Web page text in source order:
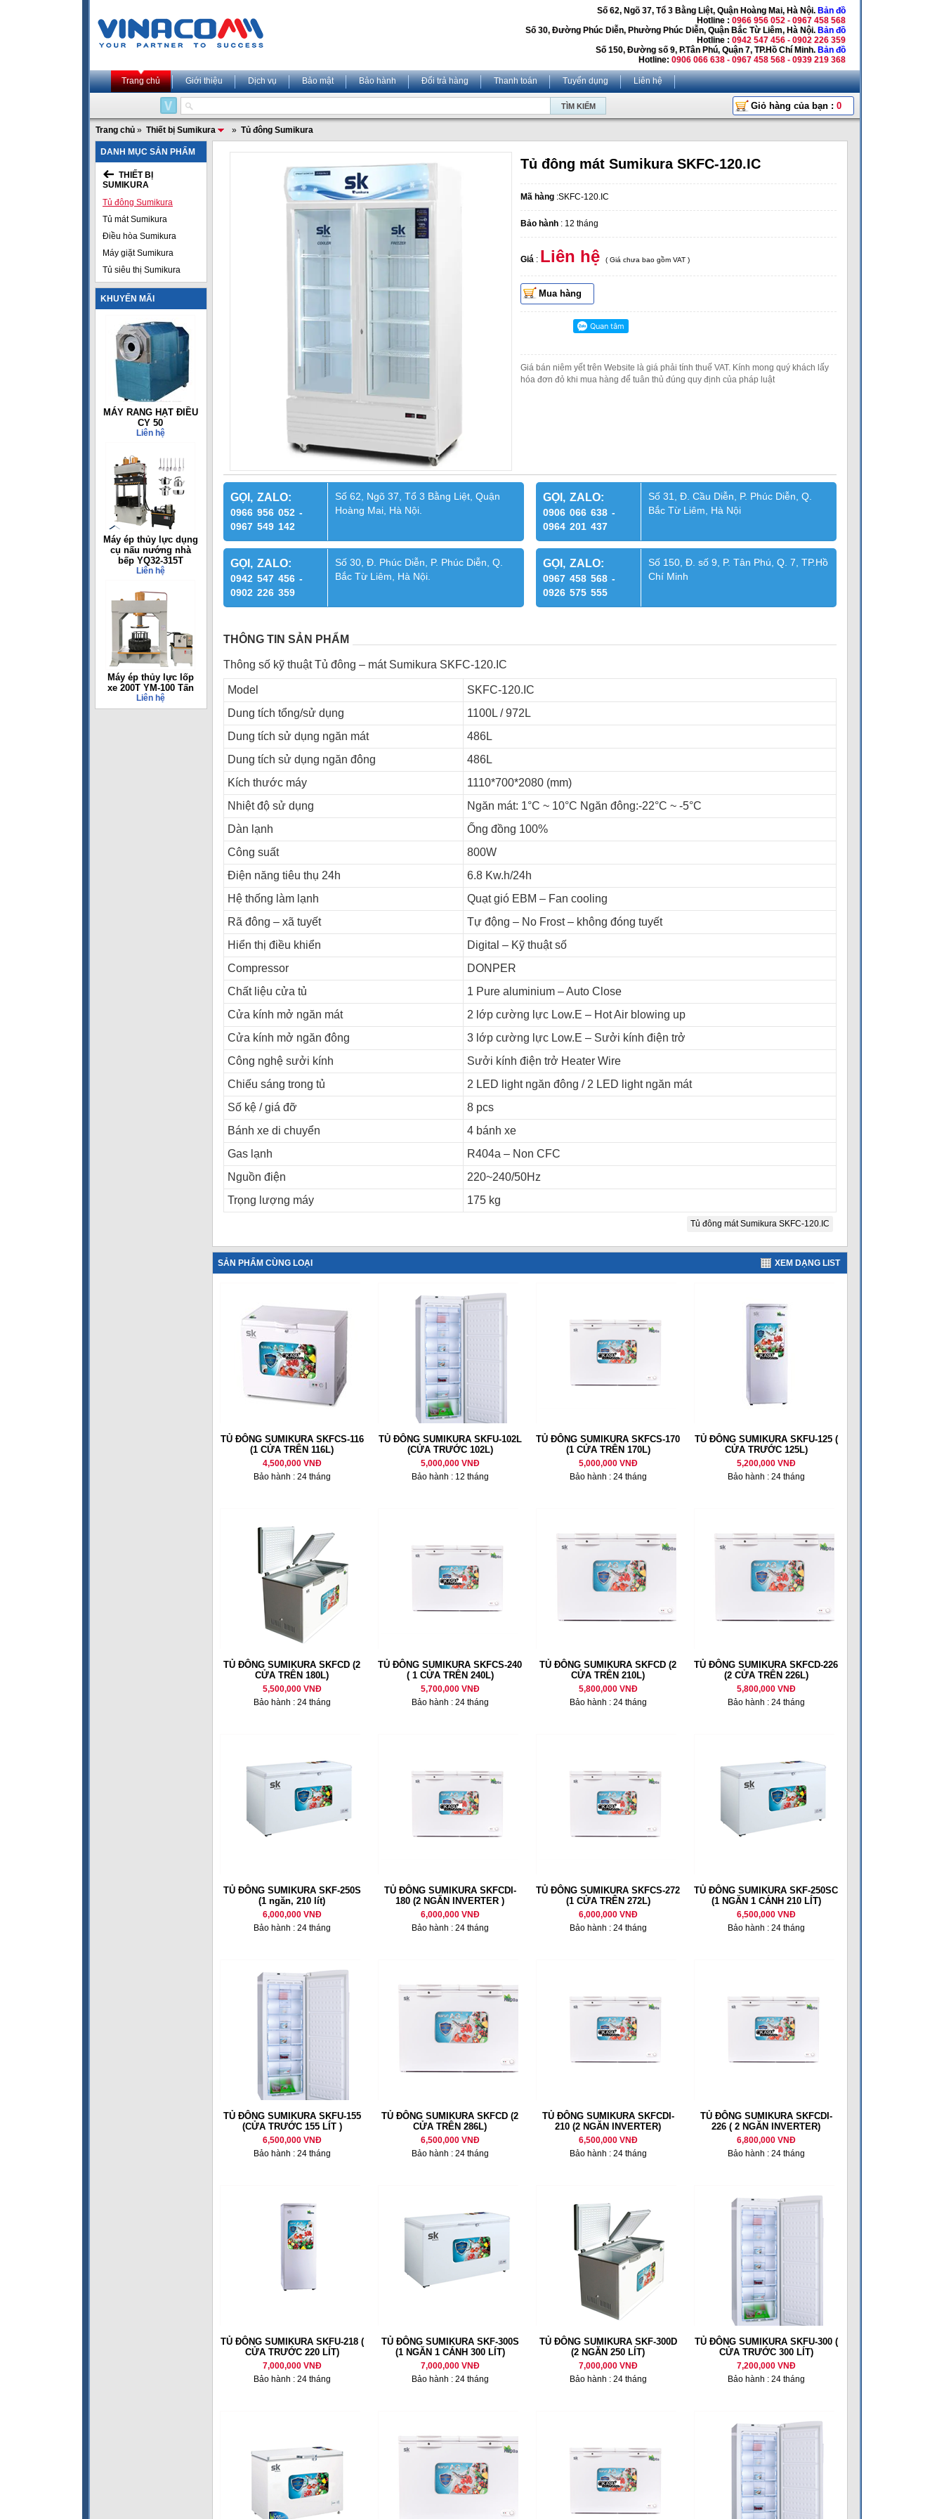
Số 62, Ngõ 37, Tổ 3 Bằng Liệt, Quận Hoàng Mai, Hà Nội. Bản đồ
Hotline : 0966 956 052 - 0967 458 568
Số 30, Đường Phúc Diễn, Phường Phúc Diễn, Quận Bắc Từ Liêm, Hà Nội. Bản đồ
Hotline : 0942 547 456 - 0902 226 359
Số 150, Đường số 9, P.Tân Phú, Quận 7, TP.Hồ Chí Minh. Bản đồ
Hotline: 0906 066 638 - 0967 458 568 - 0939 219 368
Trang chủ Giới thiệu Dịch vụ Bảo mật Bảo hành Đổi trả hàng Thanh toán Tuyển dụng Liên hệ
Giỏ hàng của bạn : 0
Trang chủ » Thiết bị Sumikura » Tủ đông Sumikura
DANH MỤC SẢN PHẨM
THIẾT BỊ
SUMIKURA
Tủ đông Sumikura
Tủ mát Sumikura
Điều hòa Sumikura
Máy giặt Sumikura
Tủ siêu thị Sumikura
KHUYẾN MÃI
MÁY RANG HẠT ĐIỀU
CY 50
Liên hệ
Máy ép thủy lực dụng
cụ nấu nướng nhà
bếp YQ32-315T
Liên hệ
Máy ép thủy lực lốp
xe 200T YM-100 Tấn
Liên hệ
Tủ đông mát Sumikura SKFC-120.IC
Mã hàng :SKFC-120.IC
Bảo hành : 12 tháng
Giá : Liên hệ ( Giá chưa bao gồm VAT )
Mua hàng
Giá bán niêm yết trên Website là giá phải tính thuế VAT. Kính mong quý khách lấy
hóa đơn đỏ khi mua hàng để tuân thủ đúng quy định của pháp luật
GỌI, ZALO:
0966 956 052 -
0967 549 142
Số 62, Ngõ 37, Tổ 3 Bằng Liệt, Quận
Hoàng Mai, Hà Nội.
GỌI, ZALO:
0906 066 638 -
0964 201 437
Số 31, Đ. Cầu Diễn, P. Phúc Diễn, Q.
Bắc Từ Liêm, Hà Nội
GỌI, ZALO:
0942 547 456 -
0902 226 359
Số 30, Đ. Phúc Diễn, P. Phúc Diễn, Q.
Bắc Từ Liêm, Hà Nội.
GỌI, ZALO:
0967 458 568 -
0926 575 555
Số 150, Đ. số 9, P. Tân Phú, Q. 7, TP.Hồ
Chí Minh
THÔNG TIN SẢN PHẨM
Thông số kỹ thuật Tủ đông – mát Sumikura SKFC-120.IC
Model
SKFC-120.IC
Dung tích tổng/sử dụng
1100L / 972L
Dung tích sử dụng ngăn mát
486L
Dung tích sử dụng ngăn đông
486L
Kích thước máy
1110*700*2080 (mm)
Nhiệt độ sử dụng
Ngăn mát: 1°C ~ 10°C Ngăn đông:-22°C ~ -5°C
Dàn lạnh
Ống đồng 100%
Công suất
800W
Điện năng tiêu thụ 24h
6.8 Kw.h/24h
Hệ thống làm lạnh
Quạt gió EBM – Fan cooling
Rã đông – xã tuyết
Tự động – No Frost – không đóng tuyết
Hiển thị điều khiển
Digital – Kỹ thuật số
Compressor
DONPER
Chất liệu cửa tủ
1 Pure aluminium – Auto Close
Cửa kính mở ngăn mát
2 lớp cường lực Low.E – Hot Air blowing up
Cửa kính mở ngăn đông
3 lớp cường lực Low.E – Sưởi kính điện trở
Công nghệ sưởi kính
Sưởi kính điện trở Heater Wire
Chiếu sáng trong tủ
2 LED light ngăn đông / 2 LED light ngăn mát
Số kệ / giá đỡ
8 pcs
Bánh xe di chuyển
4 bánh xe
Gas lạnh
R404a – Non CFC
Nguồn điện
220~240/50Hz
Trọng lượng máy
175 kg
Tủ đông mát Sumikura SKFC-120.IC
SẢN PHẨM CÙNG LOẠI XEM DẠNG LIST
TỦ ĐÔNG SUMIKURA SKFCS-116
(1 CỬA TRÊN 116L)
4,500,000 VNĐ
Bảo hành : 24 tháng
TỦ ĐÔNG SUMIKURA SKFU-102L
(CỬA TRƯỚC 102L)
5,000,000 VNĐ
Bảo hành : 12 tháng
TỦ ĐÔNG SUMIKURA SKFCS-170
(1 CỬA TRÊN 170L)
5,000,000 VNĐ
Bảo hành : 24 tháng
TỦ ĐÔNG SUMIKURA SKFU-125 (
CỬA TRƯỚC 125L)
5,200,000 VNĐ
Bảo hành : 24 tháng
TỦ ĐÔNG SUMIKURA SKFCD (2
CỬA TRÊN 180L)
5,500,000 VNĐ
Bảo hành : 24 tháng
TỦ ĐÔNG SUMIKURA SKFCS-240
( 1 CỬA TRÊN 240L)
5,700,000 VNĐ
Bảo hành : 24 tháng
TỦ ĐÔNG SUMIKURA SKFCD (2
CỬA TRÊN 210L)
5,800,000 VNĐ
Bảo hành : 24 tháng
TỦ ĐÔNG SUMIKURA SKFCD-226
(2 CỬA TRÊN 226L)
5,800,000 VNĐ
Bảo hành : 24 tháng
TỦ ĐÔNG SUMIKURA SKF-250S
(1 ngăn, 210 lít)
6,000,000 VNĐ
Bảo hành : 24 tháng
TỦ ĐÔNG SUMIKURA SKFCDI-
180 (2 NGĂN INVERTER )
6,000,000 VNĐ
Bảo hành : 24 tháng
TỦ ĐÔNG SUMIKURA SKFCS-272
(1 CỬA TRÊN 272L)
6,000,000 VNĐ
Bảo hành : 24 tháng
TỦ ĐÔNG SUMIKURA SKF-250SC
(1 NGĂN 1 CÁNH 210 LÍT)
6,500,000 VNĐ
Bảo hành : 24 tháng
TỦ ĐÔNG SUMIKURA SKFU-155
(CỬA TRƯỚC 155 LÍT )
6,500,000 VNĐ
Bảo hành : 24 tháng
TỦ ĐÔNG SUMIKURA SKFCD (2
CỬA TRÊN 286L)
6,500,000 VNĐ
Bảo hành : 24 tháng
TỦ ĐÔNG SUMIKURA SKFCDI-
210 (2 NGĂN INVERTER)
6,500,000 VNĐ
Bảo hành : 24 tháng
TỦ ĐÔNG SUMIKURA SKFCDI-
226 ( 2 NGĂN INVERTER)
6,800,000 VNĐ
Bảo hành : 24 tháng
TỦ ĐÔNG SUMIKURA SKFU-218 (
CỬA TRƯỚC 220 LÍT)
7,000,000 VNĐ
Bảo hành : 24 tháng
TỦ ĐÔNG SUMIKURA SKF-300S
(1 NGĂN 1 CÁNH 300 LÍT)
7,000,000 VNĐ
Bảo hành : 24 tháng
TỦ ĐÔNG SUMIKURA SKF-300D
(2 NGĂN 250 LÍT)
7,000,000 VNĐ
Bảo hành : 24 tháng
TỦ ĐÔNG SUMIKURA SKFU-300 (
CỬA TRƯỚC 300 LÍT)
7,200,000 VNĐ
Bảo hành : 24 tháng